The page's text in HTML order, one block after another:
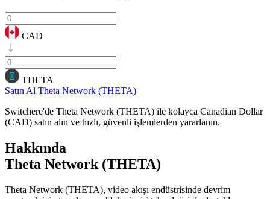
CAD
THETA
Satın Al Theta Network (THETA)
Switchere'de Theta Network (THETA) ile kolayca Canadian Dollar
(CAD) satın alın ve hızlı, güvenli işlemlerden yararlanın.
Hakkında
Theta Network (THETA)
Theta Network (THETA), video akışı endüstrisinde devrim